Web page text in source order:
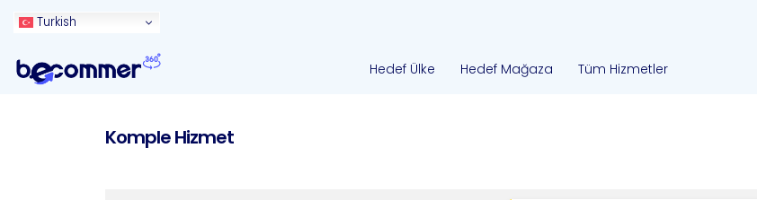
Turkish
Hedef Ülke Hedef Mağaza Tüm Hizmetler
Komple Hizmet